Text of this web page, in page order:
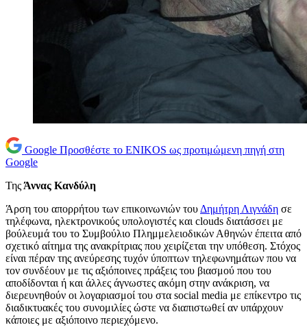
Google Προσθέστε το ENIKOS ως προτιμώμενη πηγή στη
Google
ΤηςΆννας Κανδύλη
Άρση του απορρήτου των επικοινωνιών του Δημήτρη Λιγνάδη σε
τηλέφωνα, ηλεκτρονικούς υπολογιστές και clouds διατάσσει με
βούλευμά του το Συμβούλιο Πλημμελειοδικών Αθηνών έπειτα από
σχετικό αίτημα της ανακρίτριας που χειρίζεται την υπόθεση. Στόχος
είναι πέραν της ανεύρεσης τυχόν ύποπτων τηλεφωνημάτων που να
τον συνδέουν με τις αξιόποινες πράξεις του βιασμού που του
αποδίδονται ή και άλλες άγνωστες ακόμη στην ανάκριση, να
διερευνηθούν οι λογαριασμοί του στα social media με επίκεντρο τις
διαδικτυακές του συνομιλίες ώστε να διαπιστωθεί αν υπάρχουν
κάποιες με αξιόποινο περιεχόμενο.